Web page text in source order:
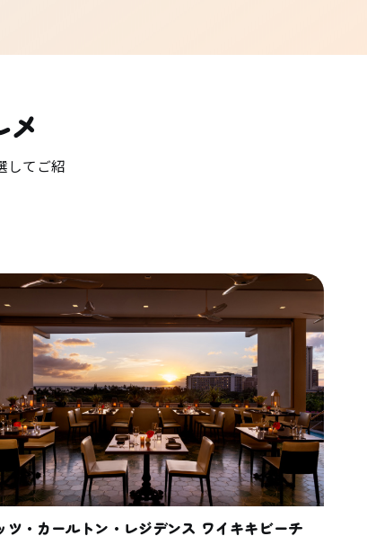
してご紹
ツ・カールトン・レジデンス ワイキキビーチ